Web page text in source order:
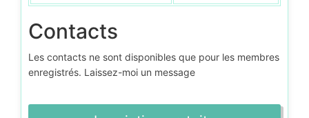
Contacts
Les contacts ne sont disponibles que pour les membres
enregistrés. Laissez-moi un message